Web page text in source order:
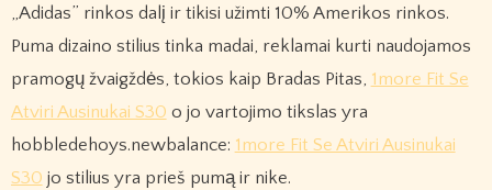
„Adidas” rinkos dalį ir tikisi užimti 10% Amerikos rinkos.
Puma dizaino stilius tinka madai, reklamai kurti naudojamos
pramogų žvaigždės, tokios kaip Bradas Pitas, 1more Fit Se
Atviri Ausinukai S30 o jo vartojimo tikslas yra
hobbledehoys.newbalance: 1more Fit Se Atviri Ausinukai
S30 jo stilius yra prieš pumą ir nike.